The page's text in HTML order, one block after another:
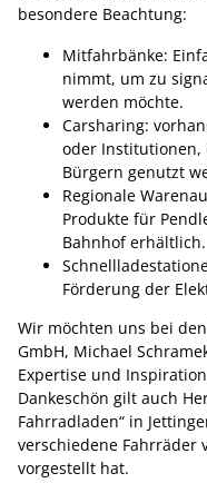
besondere Beachtung:
Mitfahrbänke:
nimmt, um zu
werden möchte.
Carsharing:
oder Institutionen,
Bürgern genutzt
Regionale
Produkte für
Bahnhof erhältlich.
Förderung der
Wir möchten uns bei
GmbH, Michael
Expertise und
Dankeschön gilt auch
Fahrradladen“ in
verschiedene Fahrräder
vorgestellt hat.